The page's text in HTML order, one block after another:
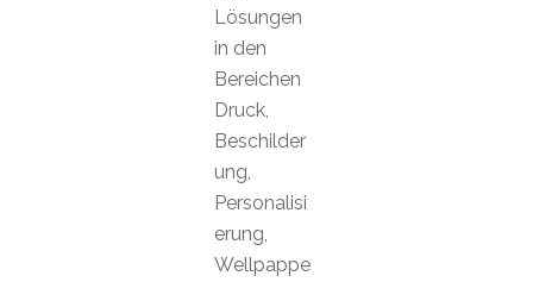
Lösungen
in den
Bereichen
Druck,
Beschilder
ung,
Personalisi
erung,
Wellpappe